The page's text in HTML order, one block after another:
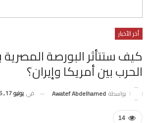
أخر الأخبار
كيف ستتأثر البورصة المصرية
الحرب بين أمريكا وإيران؟
بواسطة Awatef Abdelhamed في يونيو 17, 2026
14